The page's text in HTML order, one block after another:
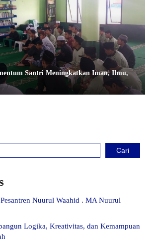
Santri Meningkatkan Iman, Ilmu,
Cari
Nuurul Waahid . MA Nuurul
Logika, Kreativitas, dan Kemampuan